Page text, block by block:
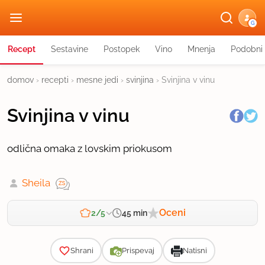
G
Recept Sestavine Postopek Vino Mnenja
domov › recepti › mesne jedi › svinjina › Svinjina v vinu
Svinjina v vinu
odlična omaka z lovskim priokusom
Sheila
2/5 45 min Oceni
Shrani Prispevaj Natisni